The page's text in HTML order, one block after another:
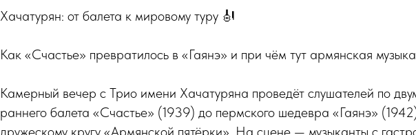
Хачатурян: от балета к мировому туру 🎻
Как «Счастье» превратилось в «Гаянэ» и при чём тут армянская
Камерный вечер с Трио имени Хачатуряна проведёт слушателей по
раннего балета «Счастье» (1939) до пермского шедевра «Гаянэ»
дружескому кругу «Армянской пятёрки». На сцене — музыканты с